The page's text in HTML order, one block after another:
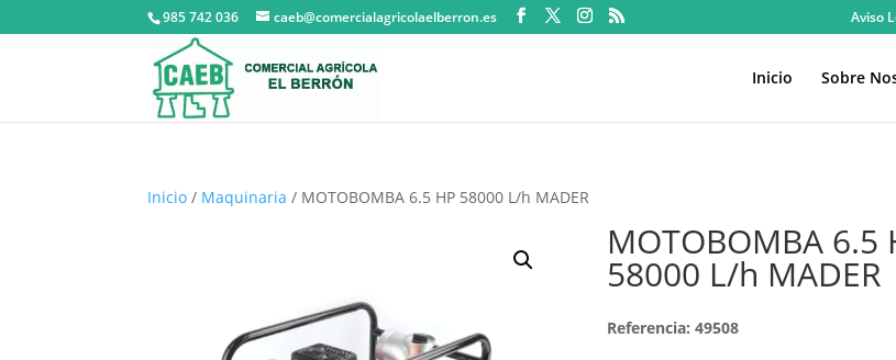
985 742 036 caeb@comercialagricolaelberron.es Aviso
Inicio Sobre
Inicio / Maquinaria / MOTOBOMBA 6.5 HP 58000 L/h MADER
MOTOBOMBA 6.5
58000 L/h MADER
Referencia: 49508